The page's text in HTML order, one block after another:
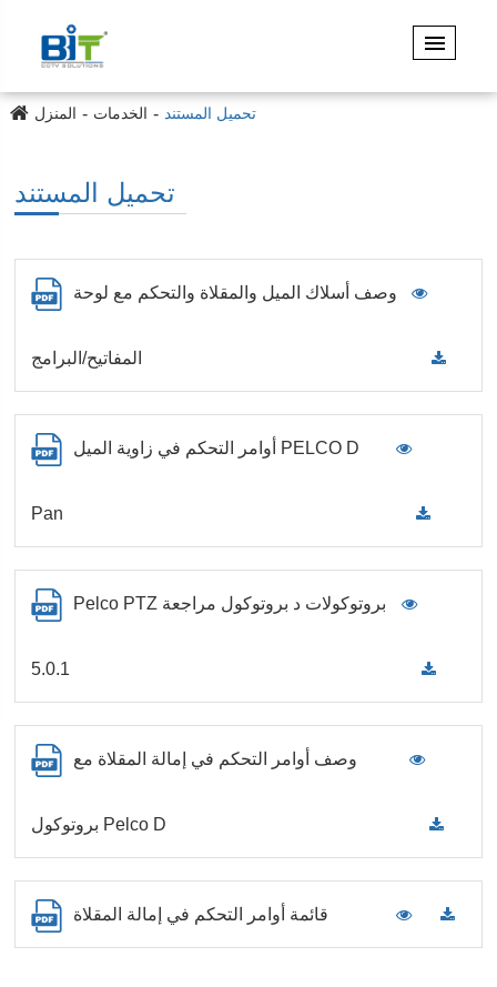
المنزل الخدمات تحميل المستند
تحميل المستند
وصف أسلاك الميل والمقلاة والتحكم مع لوحة
المفاتيح/البرامج
أوامر التحكم في زاوية الميل PELCO D
Pan
Pelco PTZ بروتوكولات د بروتوكول مراجعة
5.0.1
وصف أوامر التحكم في إمالة المقلاة مع
بروتوكول Pelco D
قائمة أوامر التحكم في إمالة المقلاة